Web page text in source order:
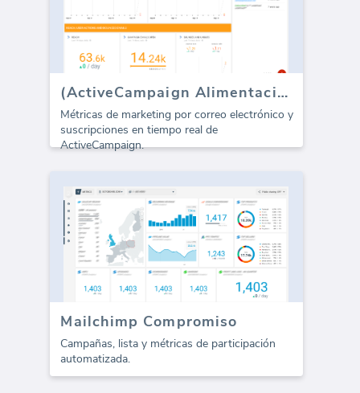
(ActiveCampaign Alimentación en Tiempo Real)
Métricas de marketing por correo electrónico y
suscripciones en tiempo real de
ActiveCampaign.
Mailchimp Compromiso
Campañas, lista y métricas de participación
automatizada.